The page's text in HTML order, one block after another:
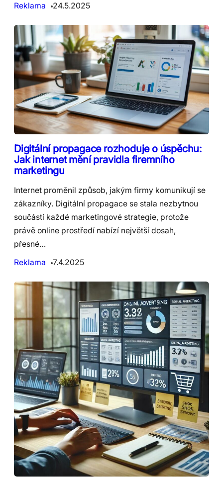
Reklama
24.5.2025
Digitální propagace rozhoduje o úspěchu:
Jak internet mění pravidla firemního
marketingu
Internet proměnil způsob, jakým firmy komunikují se
zákazníky. Digitální propagace se stala nezbytnou
součástí každé marketingové strategie, protože
právě online prostředí nabízí největší dosah,
přesné…
Reklama
7.4.2025